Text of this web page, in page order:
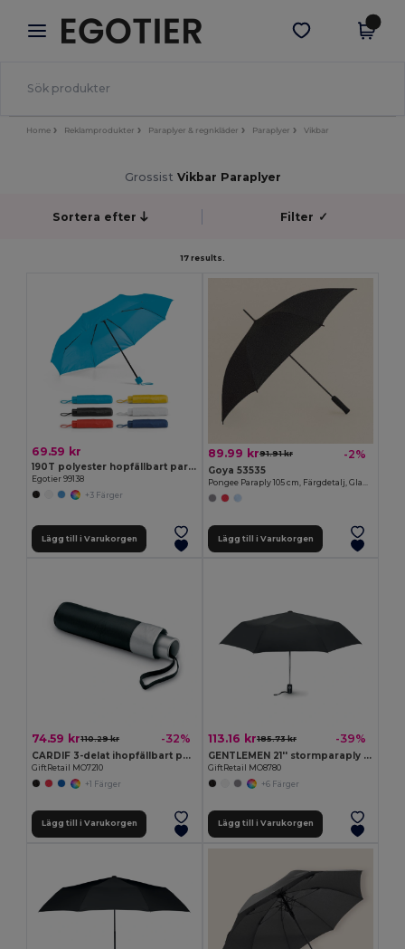
× Egotier-app
Bättre priser i appen!
Hämta app
Home Reklamprodukter Paraplyer & regnkläder Paraplyer Vikbar
Grossist Vikbar Paraplyer
Sortera efter Filter ✓
17 results.
69.59 kr
190T polyester hopfällbart paraply
Egotier 99138
+3 Färger
Lägg till i Varukorgen
89.99 kr91.91 kr -2%
Goya 53535
Pongee Paraply 105 cm, Färgdetalj, Glasfiber RUA
Lägg till i Varukorgen
74.59 kr110.29 kr -32%
CARDIF 3-delat ihopfällbart paraply
GiftRetail MO7210
+1 Färger
Lägg till i Varukorgen
113.16 kr185.73 kr -39%
GENTLEMEN 21'' stormparaply auto-öppning
GiftRetail MO8780
+6 Färger
Lägg till i Varukorgen